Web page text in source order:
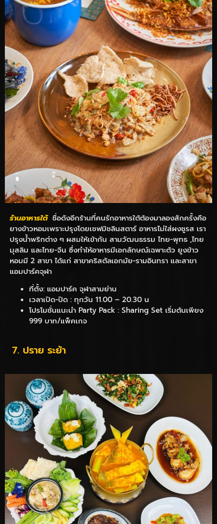
ร้านอาหารใต้ ชื่อดังอีกร้านที่คนรักอาหารใต้ต้องมาลองสักครั้งคือ
ยางข้าวหอมเพราะปรุงโดยเชฟมิชลินสตาร์ อาหารไม่ใส่ผงชูรส เรา
ปรุงน้ำพริกต่าง ๆ ผสมให้เข้ากัน สามวัฒนธรรม ไทย-พุทธ ,ไทย
มุสลิม และไทย-จีน ซึ่งทำให้อาหารมีเอกลักษณ์เฉพาะตัว ยูงข้าว
หอมมี 2 สาขา ได้แก่ สาขาคริสตัลเอกมัย-รามอินทรา และสาขา
แอมปาร์คจุฬา
ที่ตั้ง: แอมปาร์ค จุฬาสามย่าน
เวลาเปิด-ปิด : ทุกวัน 11.00 – 20.30 น
โปรโมชั่นแนะนำ Party Pack : Sharing Set เริ่มต้นเพียง
999 บาท/แพ็คเกจ
7. ปราย ระย้า